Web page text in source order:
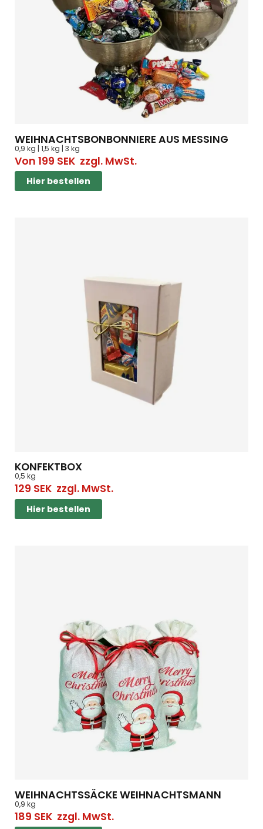
WEIHNACHTSBONBONNIERE AUS MESSING
0,9 kg | 1,5 kg | 3 kg
Von 199 SEKzzgl. MwSt.
Hier bestellen
KONFEKTBOX
0,5 kg
129 SEKzzgl. MwSt.
Hier bestellen
WEIHNACHTSSÄCKE WEIHNACHTSMANN
0,9 kg
189 SEKzzgl. MwSt.